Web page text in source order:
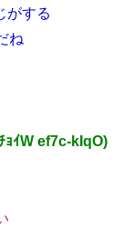
がする
ね
ｮｲW ef7c-kIqO)